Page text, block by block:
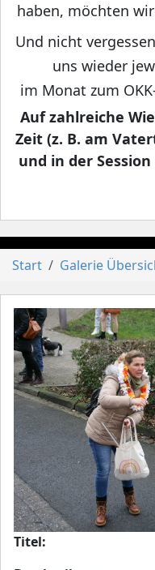
haben, möchten
Und nicht
uns wieder
im Monat zum
Auf zahlreiche
Zeit (z. B. am
und in der
Start Galerie
Titel: